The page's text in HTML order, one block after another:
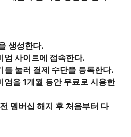
생성한다.
엄 사이트에 접속한다.
를 눌러 결제 수단을 등록한다.
엄을 1개월 동안 무료로 사용한
멤버십 해지 후 처음부터 다